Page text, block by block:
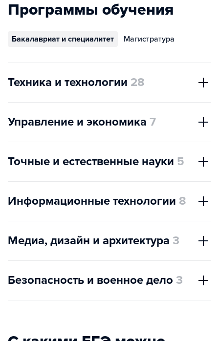
Программы обучения
Бакалавриат и специалитет Магистратура
Техника и технологии 28
Управление и экономика 7
Точные и естественные науки 5
Информационные технологии 8
Медиа, дизайн и архитектура 3
Безопасность и военное дело 3